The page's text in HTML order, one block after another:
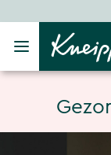
Verder gaan naar